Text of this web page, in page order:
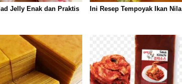
Jelly Enak dan Praktis Ini Resep Tempoyak Ikan Nila